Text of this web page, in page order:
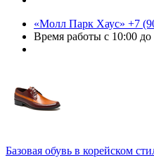
«Молл Парк Хаус» +7
Время работы с 10:00 до
Базовая обувь в корейском